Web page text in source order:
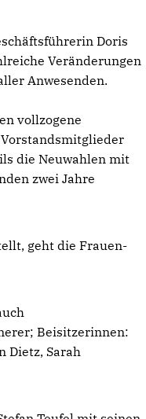
Doris
Veränderungen
Anwesenden.
vollzogene
die Neuwahlen mit
zwei Jahre
geht die Frauen-
Beisitzerinnen:
Dietz, Sarah